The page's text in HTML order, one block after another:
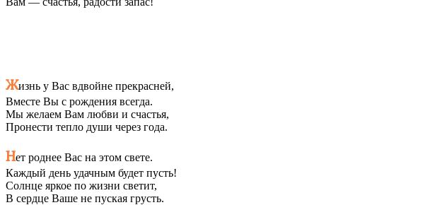
Жизнь у Вас вдвойне прекрасней,
Вместе Вы с рождения всегда.
Мы желаем Вам любви и счастья,
Пронести тепло души через года.
Нет роднее Вас на этом свете.
Каждый день удачным будет пусть!
Солнце яркое по жизни светит,
В сердце Ваше не пуская грусть.